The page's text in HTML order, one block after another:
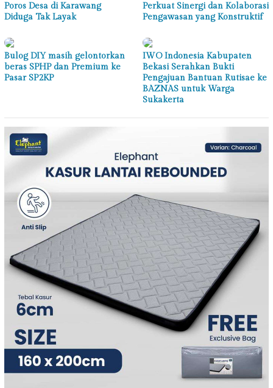
Poros Desa di Karawang
Diduga Tak Layak
Perkuat Sinergi dan Kolaborasi
Pengawasan yang Konstruktif
Bulog DIY masih gelontorkan
beras SPHP dan Premium ke
Pasar SP2KP
IWO Indonesia Kabupaten
Bekasi Serahkan Bukti
Pengajuan Bantuan Rutisae ke
BAZNAS untuk Warga
Sukakerta